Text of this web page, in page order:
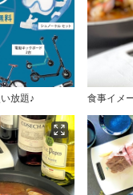
放題♪ 食事イメ